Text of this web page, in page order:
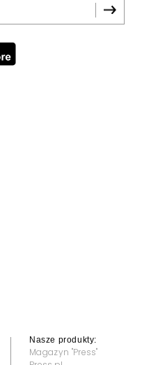
Nasze produkty:
Magazyn "Press"